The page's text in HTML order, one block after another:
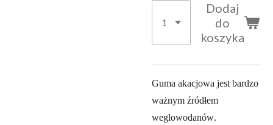
Dodaj
do
koszyka
Guma akacjowa jest bardzo
ważnym źródłem
weglowodanów.